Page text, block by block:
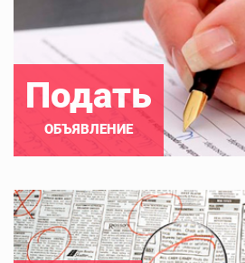
Подать
ОБЪЯВЛЕНИЕ